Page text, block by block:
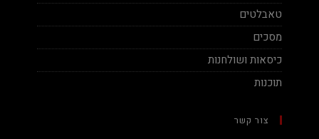
טאבלטים
מסכים
כיסאות ושולחנות
תוכנות
צור קשר